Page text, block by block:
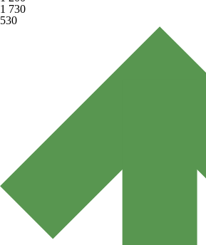
1 730
530